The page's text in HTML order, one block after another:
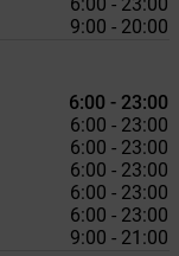
9:00 - 20:00
6:00 - 23:00
6:00 - 23:00
6:00 - 23:00
6:00 - 23:00
6:00 - 23:00
6:00 - 23:00
9:00 - 21:00